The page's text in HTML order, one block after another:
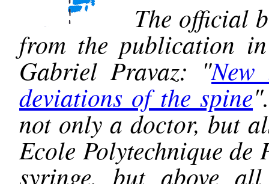
The official
from the publication
Gabriel Pravaz: "New
deviations of the spine
not only a doctor, but
Ecole Polytechnique
syringe, but above